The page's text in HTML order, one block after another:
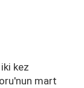
kez
mart